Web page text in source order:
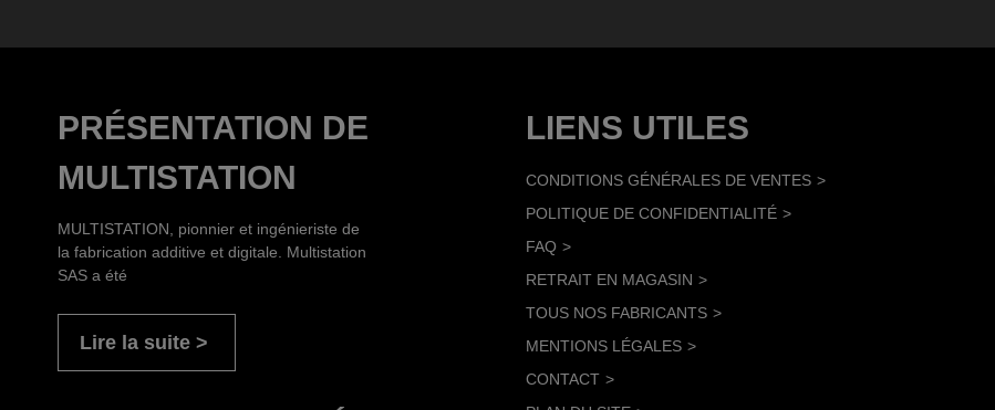
PRÉSENTATION DE
MULTISTATION
MULTISTATION, pionnier et ingénieriste de
la fabrication additive et digitale. Multistation
SAS a été
Lire la suite
LIENS UTILES
CONDITIONS GÉNÉRALES DE VENTES
POLITIQUE DE CONFIDENTIALITÉ
FAQ
RETRAIT EN MAGASIN
TOUS NOS FABRICANTS
MENTIONS LÉGALES
CONTACT